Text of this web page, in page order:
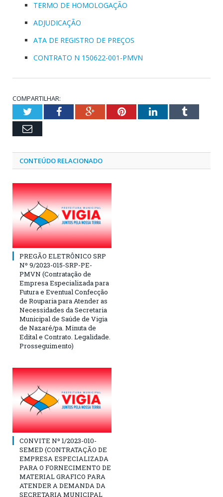
TERMO DE HOMOLOGAÇÃO
ADJUDICAÇÃO
ATA DE REGISTRO DE PREÇOS
CONTRATO N 150622-001-PMVN
COMPARTILHAR:
TwitterFacebookGoogle+PinterestLinkedInTumblr
Email
CONTEÚDO RELACIONADO
PREGÃO ELETRÔNICO SRP
Nº 9/2023-015-SRP-PE-
PMVN (Contratação de
Empresa Especializada para
Futura e Eventual Confecção
de Rouparia para Atender as
Necessidades da Secretaria
Municipal de Saúde de Vigia
de Nazaré/pa. Minuta de
Edital e Contrato. Legalidade.
Prosseguimento)
CONVITE Nº 1/2023-010-
SEMED (CONTRATAÇÃO DE
EMPRESA ESPECIALIZADA
PARA O FORNECIMENTO DE
MATERIAL GRAFICO PARA
ATENDER A DEMANDA DA
SECRETARIA MUNICIPAL